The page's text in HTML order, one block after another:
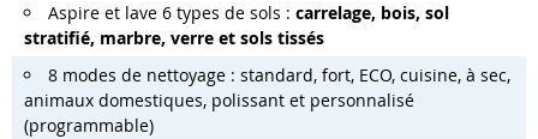
Aspire et lave 6 types de sols : carrelage, bois, sol
stratifié, marbre, verre et sols tissés
8 modes de nettoyage : standard, fort, ECO, cuisine, à sec,
animaux domestiques, polissant et personnalisé
(programmable)